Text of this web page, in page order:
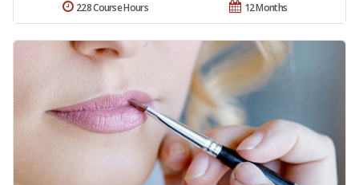
12 Months
228 Course Hours